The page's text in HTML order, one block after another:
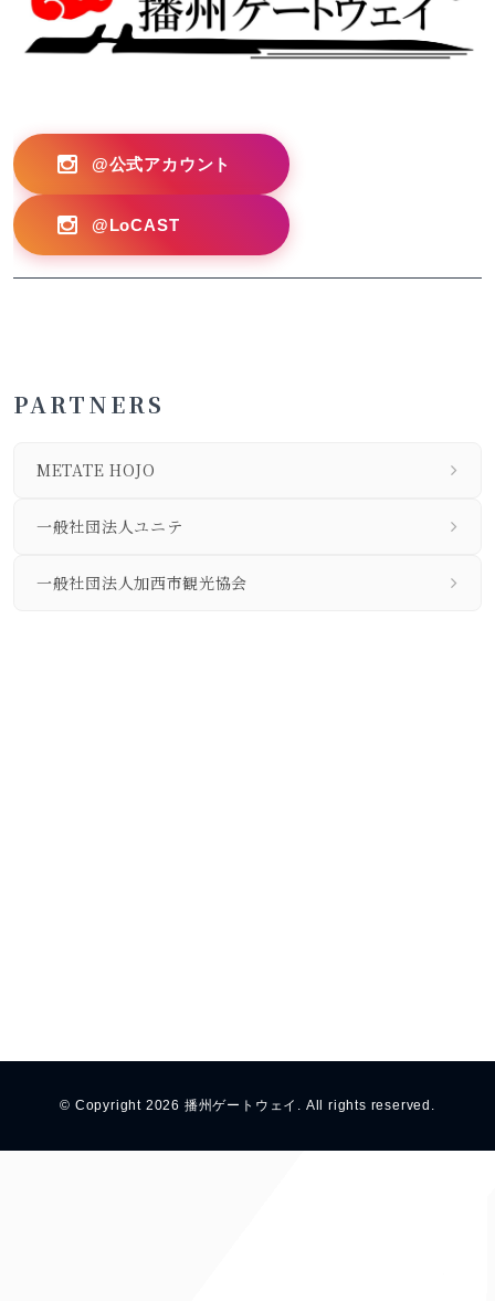
@公式アカウント
@LoCAST
PARTNERS
METATE HOJO
一般社団法人ユニテ
一般社団法人加西市観光協会
© Copyright 2026 播州ゲートウェイ. All rights reserved.